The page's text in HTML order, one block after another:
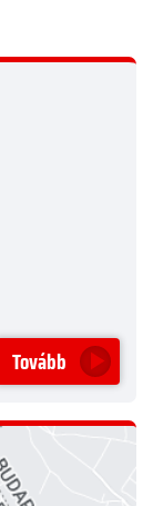
Tovább